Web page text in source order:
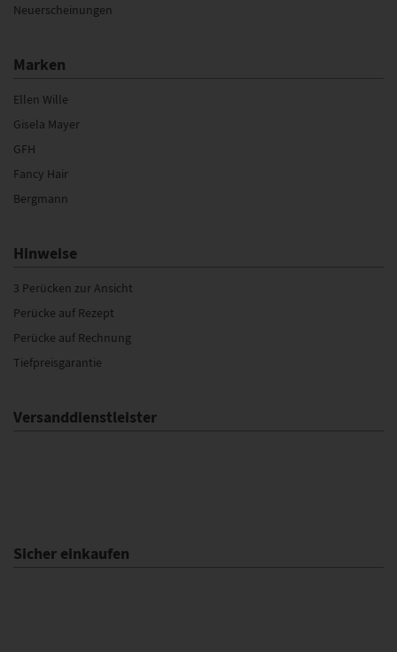
Neuerscheinungen
Marken
Ellen Wille
Gisela Mayer
GFH
Fancy Hair
Bergmann
Hinweise
3 Perücken zur Ansicht
Perücke auf Rezept
Perücke auf Rechnung
Tiefpreisgarantie
Versanddienstleister
Sicher einkaufen